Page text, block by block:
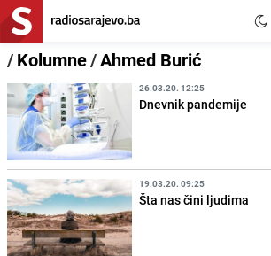
/Kolumne/Ahmed Burić
26.03.20. 12:25
Dnevnik pandemije
19.03.20. 09:25
Šta nas čini ljudima